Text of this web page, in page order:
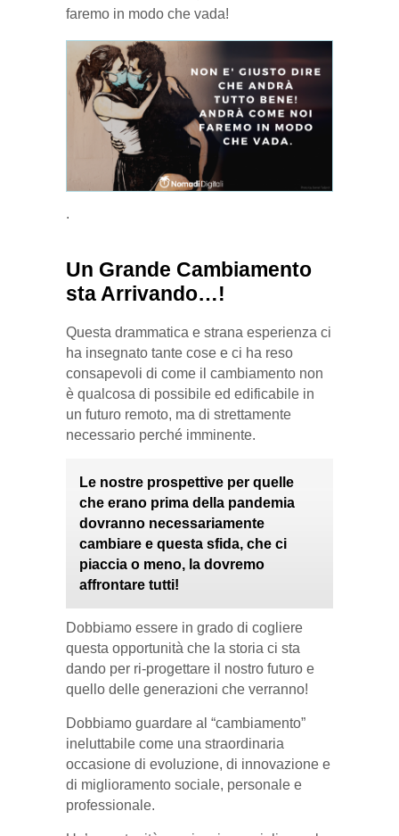
faremo in modo che vada!
.
Un Grande Cambiamento
sta Arrivando…!
Questa drammatica e strana esperienza ci
ha insegnato tante cose e ci ha reso
consapevoli di come il cambiamento non
è qualcosa di possibile ed edificabile in
un futuro remoto, ma di strettamente
necessario perché imminente.
Le nostre prospettive per quelle
che erano prima della pandemia
dovranno necessariamente
cambiare e questa sfida, che ci
piaccia o meno, la dovremo
affrontare tutti!
Dobbiamo essere in grado di cogliere
questa opportunità che la storia ci sta
dando per ri-progettare il nostro futuro e
quello delle generazioni che verranno!
Dobbiamo guardare al “cambiamento”
ineluttabile come una straordinaria
occasione di evoluzione, di innovazione e
di miglioramento sociale, personale e
professionale.